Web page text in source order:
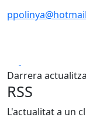
Darrera
RSS
L'actualitat a un